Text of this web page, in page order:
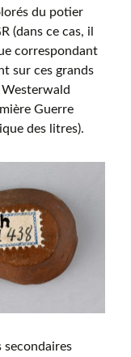
du potier
(dans ce cas, il
correspondant
sur ces grands
Guerre
des litres).
secondaires